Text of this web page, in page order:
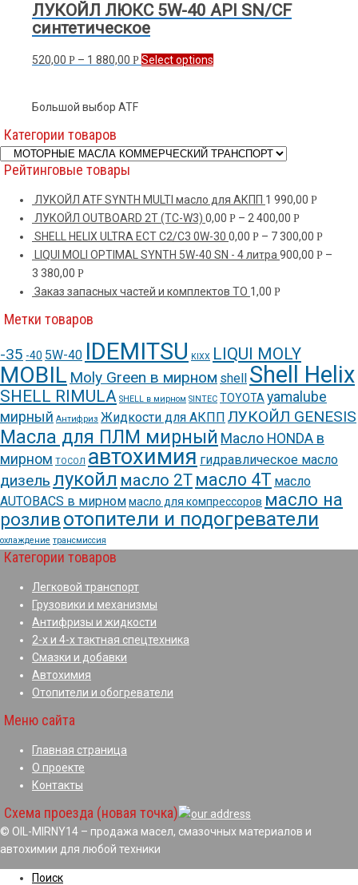
ЛУКОЙЛ ЛЮКС 5W-40 API SN/CF
синтетическое
520,00 Р – 1 880,00 Р Select options
Большой выбор ATF
Категории товаров
Рейтинговые товары
ЛУКОЙЛ ATF SYNTH MULTI масло для АКПП 1 990,00 Р
ЛУКОЙЛ OUTBOARD 2T (ТС-W3) 0,00 Р – 2 400,00 Р
SHELL HELIX ULTRA ECT C2/C3 0W-30 0,00 Р – 7 300,00 Р
LIQUI MOLI OPTIMAL SYNTH 5W-40 SN - 4 литра 900,00 Р –
3 380,00 Р
Заказ запасных частей и комплектов ТО 1,00 Р
Метки товаров
-35 -40 5W-40 IDEMITSU KIXX LIQUI MOLY
MOBIL Moly Green в мирном shell Shell Helix
SHELL RIMULA SHELL в мирном SINTEC TOYOTA yamalube
мирный Антифриз Жидкости для АКПП ЛУКОЙЛ GENESIS
Масла для ПЛМ мирный Масло HONDA в
мирном ТОСОЛ автохимия гидравлическое масло
дизель лукойл масло 2Т масло 4Т масло
AUTOBACS в мирноммасло для компрессоров масло на
розливотопители и подогреватели
охлаждение трансмиссия
Категории товаров
Легковой транспорт
Грузовики и механизмы
Антифризы и жидкости
2-х и 4-х тактная спецтехника
Смазки и добавки
Автохимия
Отопители и обогреватели
Меню сайта
Главная страница
О проекте
Контакты
Схема проезда (новая точка)
© OIL-MIRNY14 – продажа масел, смазочных материалов и
автохимии для любой техники
Поиск